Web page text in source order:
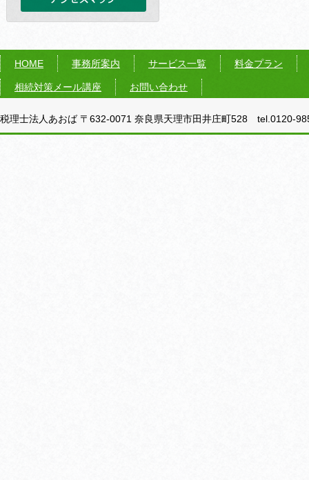
HOME 事務所案内 サービス一覧 料金プラン
相続対策メール講座 お問い合わせ
税理士法人あおば 〒632-0071 奈良県天理市田井庄町528 tel.0120-